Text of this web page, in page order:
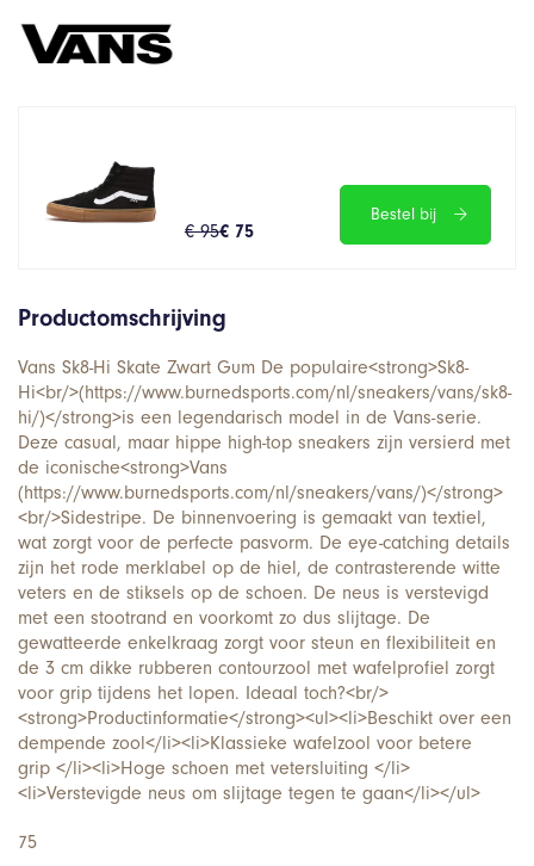
€95,00.€75,00.
€ 95€ 75
Bestel bij
Productomschrijving
Vans Sk8-Hi Skate Zwart Gum De populaire<strong>Sk8-
Hi<br/>(https://www.burnedsports.com/nl/sneakers/vans/sk8-
hi/)</strong>is een legendarisch model in de Vans-serie.
Deze casual, maar hippe high-top sneakers zijn versierd met
de iconische<strong>Vans
(https://www.burnedsports.com/nl/sneakers/vans/)</strong>
<br/>Sidestripe. De binnenvoering is gemaakt van textiel,
wat zorgt voor de perfecte pasvorm. De eye-catching details
zijn het rode merklabel op de hiel, de contrasterende witte
veters en de stiksels op de schoen. De neus is verstevigd
met een stootrand en voorkomt zo dus slijtage. De
gewatteerde enkelkraag zorgt voor steun en flexibiliteit en
de 3 cm dikke rubberen contourzool met wafelprofiel zorgt
voor grip tijdens het lopen. Ideaal toch?<br/>
<strong>Productinformatie</strong><ul><li>Beschikt over een
dempende zool</li><li>Klassieke wafelzool voor betere
grip </li><li>Hoge schoen met vetersluiting </li>
<li>Verstevigde neus om slijtage tegen te gaan</li></ul>
75